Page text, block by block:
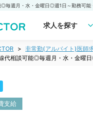
求人を探す
非常勤(アルバイト)医師
代相談可能◎毎週月・水・金曜
支給